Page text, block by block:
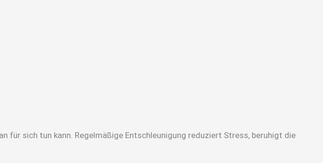
für sich tun kann. Regelmäßige Entschleunigung reduziert Stress, beruhigt die